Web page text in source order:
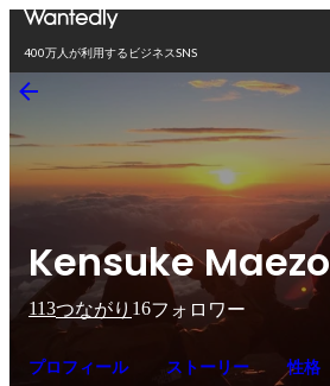
400万人が利用するビジネスSNS
Kensuke
113つながり 16フォロワー
プロフィール ストーリー 性格